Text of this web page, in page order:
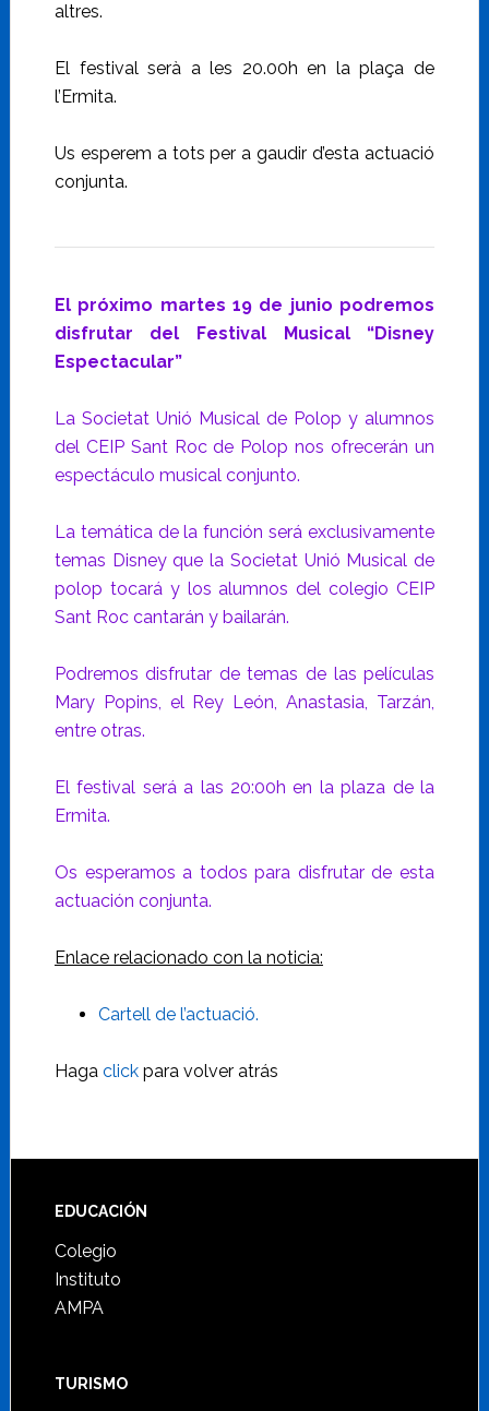
altres.
El festival serà a les 20.00h en la plaça de
l’Ermita.
Us esperem a tots per a gaudir d’esta actuació
conjunta.
El próximo martes 19 de junio podremos
disfrutar del Festival Musical “Disney
Espectacular”
La Societat Unió Musical de Polop y alumnos
del CEIP Sant Roc de Polop nos ofrecerán un
espectáculo musical conjunto.
La temática de la función será exclusivamente
temas Disney que la Societat Unió Musical de
polop tocará y los alumnos del colegio CEIP
Sant Roc cantarán y bailarán.
Podremos disfrutar de temas de las películas
Mary Popins, el Rey León, Anastasia, Tarzán,
entre otras.
El festival será a las 20:00h en la plaza de la
Ermita.
Os esperamos a todos para disfrutar de esta
actuación conjunta.
Enlace relacionado con la noticia:
Cartell de l’actuació.
Haga clickpara volver atrás
Footer
EDUCACIÓN
Colegio
Instituto
AMPA
TURISMO